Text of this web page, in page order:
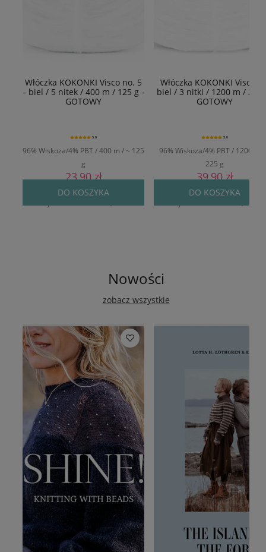
Włóczka KOKONKI Visco no. 5
- biel / 5 nitek / 400 m / 125 g -
GOTOWY
96% Wiskoza/4% PBT / 400 m / ~ 125
g
5.0
23,90 zł
Cena regularna:29,90 zł
DO KOSZYKA
Włóczka KOKONKI
biel / 3 nitki / 1200 m /
GOTOWY
96% Wiskoza/4% PBT / 1200 m /
225 g
5.0
39,90 zł
Cena regularna:49,90 zł
DO KOSZYKA
Nowości
zobacz wszystkie